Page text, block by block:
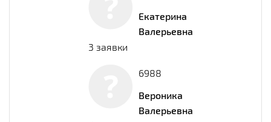
Екатерина
Валерьевна
3 заявки
6988
Вероника
Валерьевна